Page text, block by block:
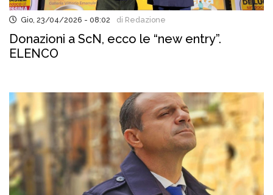
Gio, 23/04/2026 - 08:02 di Redazione
Donazioni a ScN, ecco le “new entry”.
ELENCO